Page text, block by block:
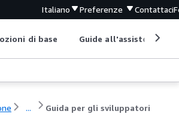
Italiano Preferenze Contattaci
di base Guide all'assistenza
... Guida per gli sviluppatori